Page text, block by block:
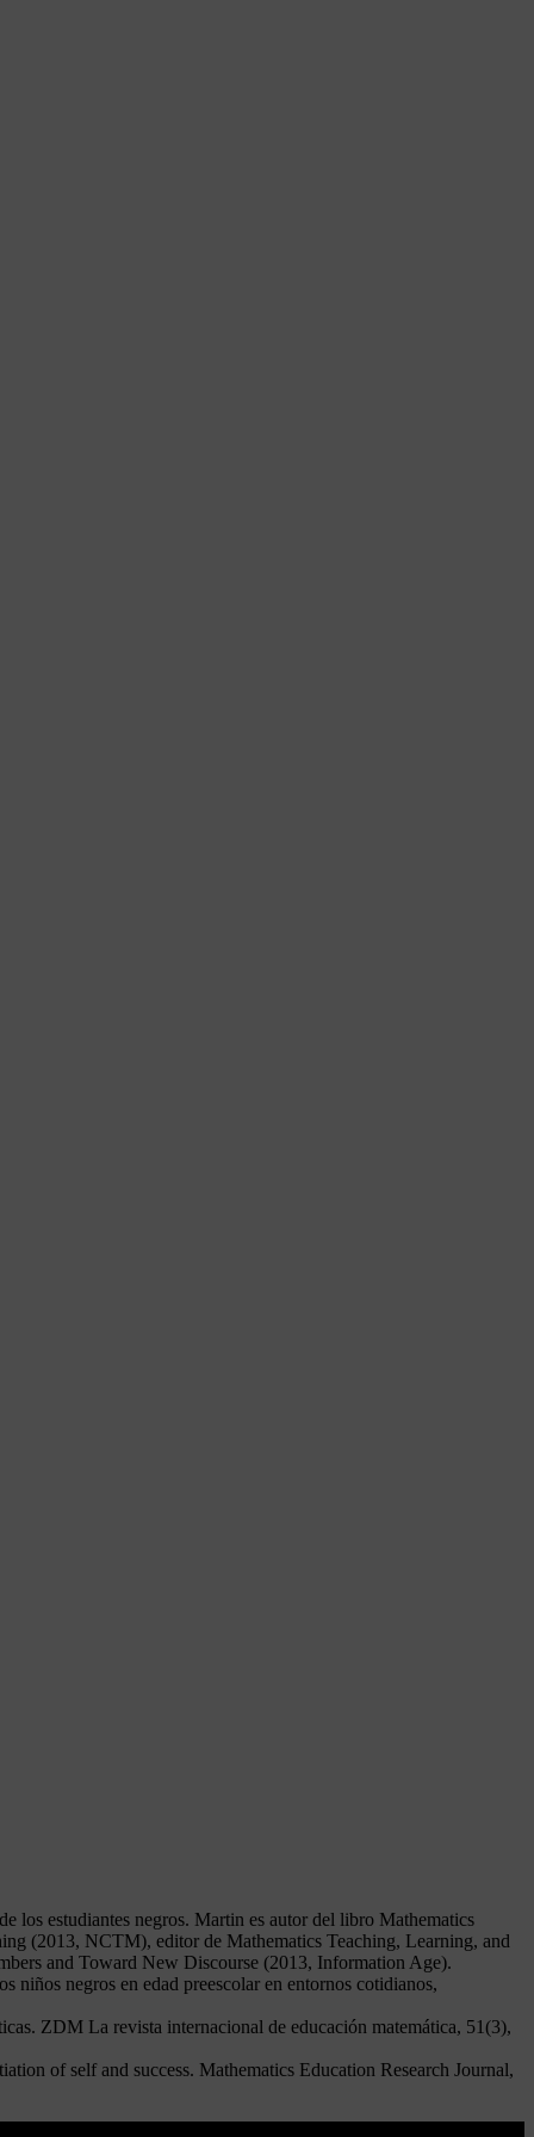
los estudiantes negros. Martin es autor del libro Mathematics
(2013, NCTM), editor de Mathematics Teaching, Learning, and
and Toward New Discourse (2013, Information Age).
niños negros en edad preescolar en entornos cotidianos,
ZDM La revista internacional de educación matemática, 51(3),
of self and success. Mathematics Education Research Journal,